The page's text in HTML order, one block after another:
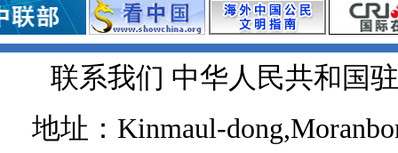
联系我们 中华人民共和国
地址：Kinmaul-